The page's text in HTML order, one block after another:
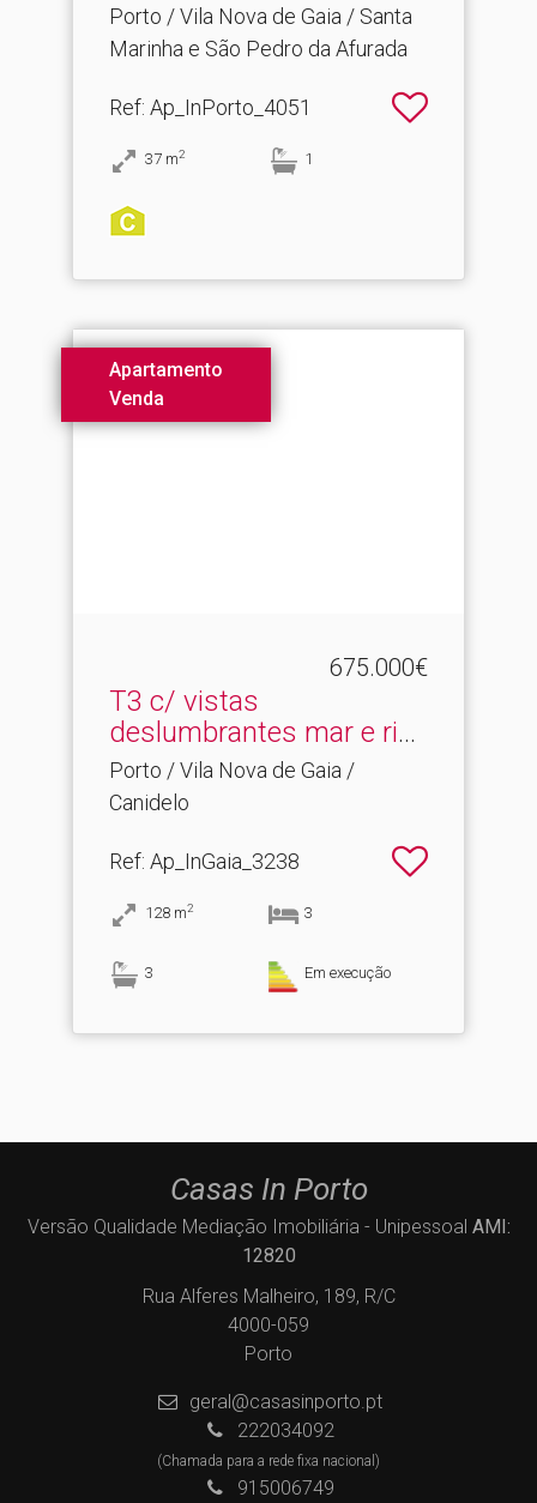
Porto / Vila Nova de Gaia / Santa
Marinha e São Pedro da Afurada
Ref: Ap_InPorto_4051
37 m2 1
Apartamento
Venda
675.000€
T3 c/ vistas
deslumbrantes mar e rio.​
Gaia/ L...
Porto / Vila Nova de Gaia /
Canidelo
Ref: Ap_InGaia_3238
128 m2 3
3 Em execução
Casas In Porto
Versão Qualidade Mediação Imobiliária - Unipessoal AMI:
12820
Rua Alferes Malheiro, 189, R/C
4000-059
Porto
geral@casasinporto.pt
222034092
(Chamada para a rede fixa nacional)
915006749